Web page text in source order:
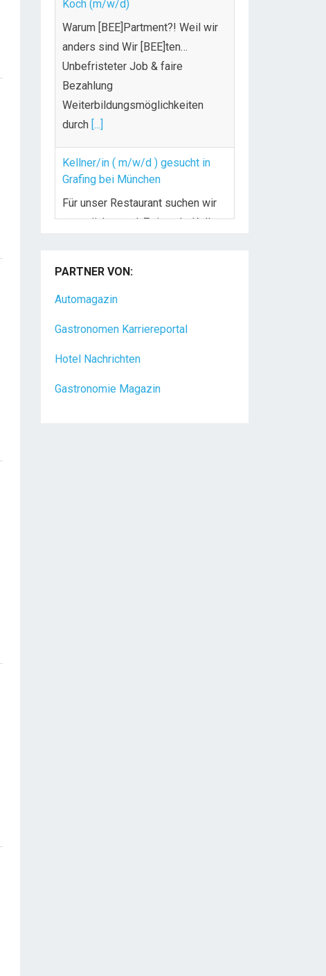
Bezahlung
Weiterbildungsmöglichkeiten
durch [...]
Kellner/in ( m/w/d ) gesucht in
Grafing bei München
zum nächst mgl. Zeitpunkt Kellner
m/w/d. Der Wirt und sein
Chef de Rang (m/w/d) gesucht –
Urlaubsfeeling Chef de Rang
(m/w/d) Du bist Gastgeber aus
PARTNER VON:
Automagazin
Gastronomen Karriereportal
Hotel Nachrichten
Gastronomie Magazin